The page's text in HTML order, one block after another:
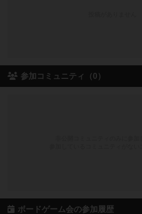
参加コミュニティ（0）
ボードゲーム会の参加履歴